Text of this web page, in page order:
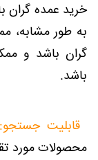
خرید عمده گران
به طور مشابه،
گران باشد و
باشد.
قابلیت جستجو:
محصولات مورد